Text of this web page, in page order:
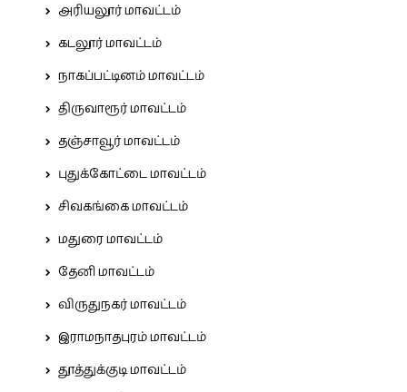
அரியலூர் மாவட்டம்
கடலூர் மாவட்டம்
நாகப்பட்டினம் மாவட்டம்
திருவாரூர் மாவட்டம்
தஞ்சாவூர் மாவட்டம்
புதுக்கோட்டை மாவட்டம்
சிவகங்கை மாவட்டம்
மதுரை மாவட்டம்
தேனி மாவட்டம்
விருதுநகர் மாவட்டம்
இராமநாதபுரம் மாவட்டம்
தூத்துக்குடி மாவட்டம்